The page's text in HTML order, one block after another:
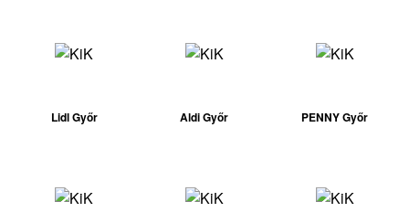
Lidl Győr Aldi Győr PENNY Győr